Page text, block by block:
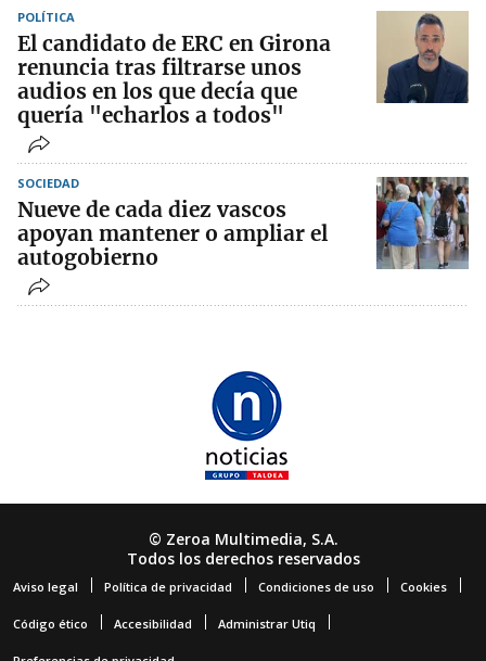
POLÍTICA
El candidato de ERC en Girona
renuncia tras filtrarse unos
audios en los que decía que
quería "echarlos a todos"
SOCIEDAD
Nueve de cada diez vascos
apoyan mantener o ampliar el
autogobierno
© Zeroa Multimedia, S.A.
Todos los derechos reservados
Aviso legal Política de privacidad Condiciones de uso Cookies
Código ético Accesibilidad Administrar Utiq